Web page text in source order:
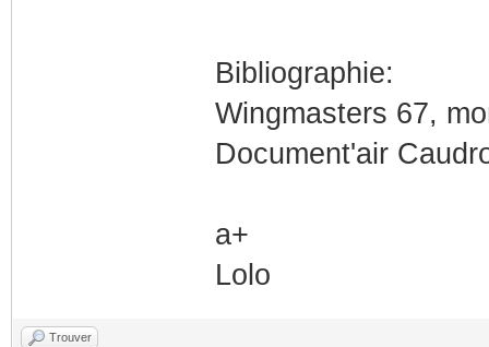
Bibliographie:
Wingmasters 67,
Document'air
a+
Lolo
Trouver